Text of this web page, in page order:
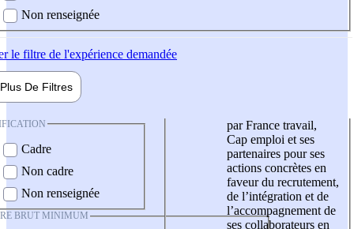
Non renseignée
le filtre de l'expérience demandée
Plus De Filtres
Cadre
Non cadre
Non renseignée
BRUT MINIMUM
par France travail,
Cap emploi et ses
partenaires pour ses
actions concrètes en
faveur du recrutement,
de l’intégration et de
l’accompagnement de
ses collaborateurs en